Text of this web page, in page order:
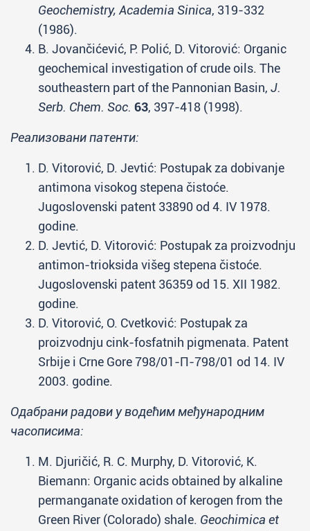
Geochemistry, Academia Sinica, 319-332
(1986).
B. Jovančićević, P. Polić, D. Vitorović: Organic
geochemical investigation of crude oils. The
southeastern part of the Pannonian Basin, J.
Serb. Chem. Soc. 63, 397-418 (1998).
Реализовани патенти:
D. Vitorović, D. Jevtić: Postupak za dobivanje
antimona visokog stepena čistoće.
Jugoslovenski patent 33890 od 4. IV 1978.
godine.
D. Jevtić, D. Vitorović: Postupak za proizvodnju
antimon-trioksida višeg stepena čistoće.
Jugoslovenski patent 36359 od 15. XII 1982.
godine.
D. Vitorović, O. Cvetković: Postupak za
proizvodnju cink-fosfatnih pigmenata. Patent
Srbije i Crne Gore 798/01-П-798/01 od 14. IV
2003. godine.
Одабрани радови у водећим међународним
часописима:
M. Djuričić, R. C. Murphy, D. Vitorović, K.
Biemann: Organic acids obtained by alkaline
permanganate oxidation of kerogen from the
Green River (Colorado) shale. Geochimica et